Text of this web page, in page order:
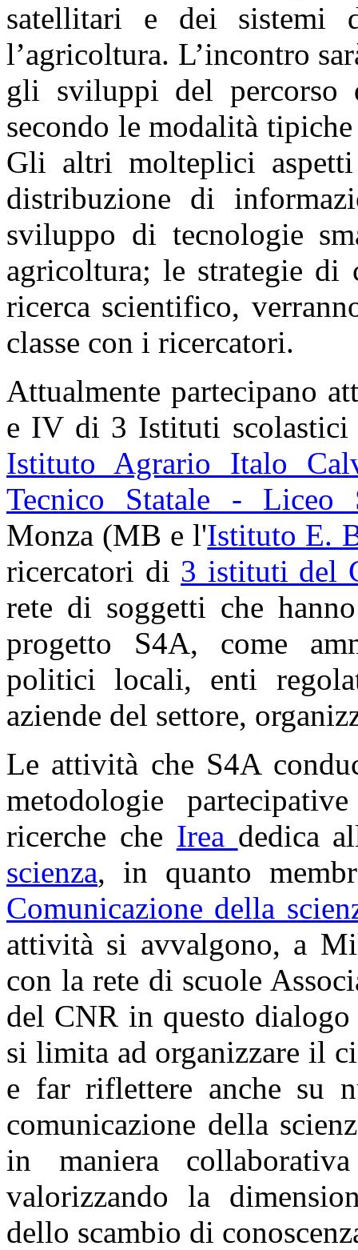
satellitari e dei sistemi
l’agricoltura. L’incontro
gli sviluppi del percorso
secondo le modalità
Gli altri molteplici
distribuzione di
sviluppo di tecnologie
agricoltura; le strategie di
ricerca scientifico,
classe con i ricercatori.
Attualmente partecipano
e IV di 3 Istituti
Istituto Agrario Italo
Tecnico Statale - Liceo
Monza (MB e l'Istituto E.
ricercatori di 3 istituti del
rete di soggetti che
progetto S4A, come
politici locali, enti
aziende del settore,
Le attività che S4A
metodologie
ricerche che Irea dedica
scienza, in quanto
Comunicazione della
attività si avvalgono, a
con la rete di scuole
del CNR in questo
si limita ad organizzare il
e far riflettere anche su
comunicazione della
in maniera
valorizzando la
dello scambio di